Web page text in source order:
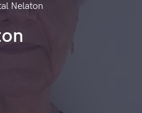
Nelaton